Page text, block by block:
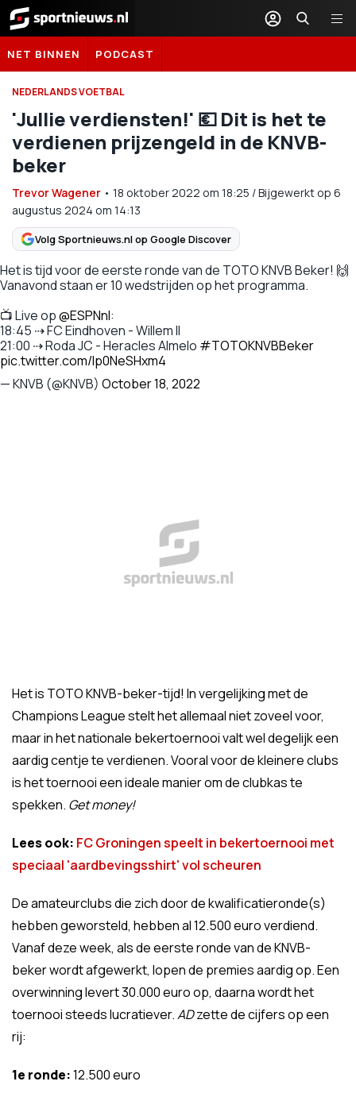
Sportnieuws.nl
NET BINNEN PODCAST
NEDERLANDS VOETBAL
'Jullie verdiensten!' 💶 Dit is het te
verdienen prijzengeld in de KNVB-
beker
Trevor Wagener • 18 oktober 2022 om 18:25 /Bijgewerkt op 6
augustus 2024 om 14:13
Volg Sportnieuws.nl op Google Discover
Het is tijd voor de eerste ronde van de TOTO KNVB Beker! 🙌
Vanavond staan er 10 wedstrijden op het programma.
📺 Live op@ESPNnl:
18:45 ⇢ FC Eindhoven - Willem II
21:00 ⇢ Roda JC - Heracles Almelo #TOTOKNVBBeker
pic.twitter.com/lp0NeSHxm4
— KNVB (@KNVB) October 18, 2022
Het is TOTO KNVB-beker-tijd! In vergelijking met de
Champions League stelt het allemaal niet zoveel voor,
maar in het nationale bekertoernooi valt wel degelijk een
aardig centje te verdienen. Vooral voor de kleinere clubs
is het toernooi een ideale manier om de clubkas te
spekken. Get money!
Lees ook: FC Groningen speelt in bekertoernooi met
speciaal 'aardbevingsshirt' vol scheuren
De amateurclubs die zich door de kwalificatieronde(s)
hebben geworsteld, hebben al 12.500 euro verdiend.
Vanaf deze week, als de eerste ronde van de KNVB-
beker wordt afgewerkt, lopen de premies aardig op. Een
overwinning levert 30.000 euro op, daarna wordt het
toernooi steeds lucratiever.ADzette de cijfers op een
rij:
1e ronde:12.500 euro